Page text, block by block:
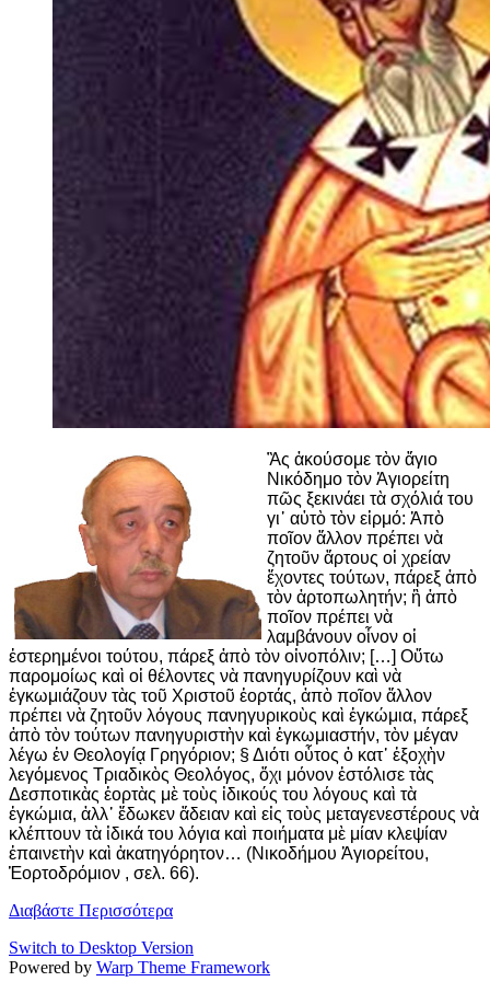
Ἂς ἀκούσομε τὸν ἅγιο
Νικόδημο τὸν Ἁγιορείτη
πῶς ξεκινάει τὰ σχόλιά του
γι᾽ αὐτὸ τὸν εἱρμό: Ἀπὸ
ποῖον ἄλλον πρέπει νὰ
ζητοῦν ἄρτους οἱ χρείαν
ἔχοντες τούτων, πάρεξ ἀπὸ
τὸν ἀρτοπωλητήν; ἢ ἀπὸ
ποῖον πρέπει νὰ
λαμβάνουν οἶνον οἱ
ἐστερημένοι τούτου, πάρεξ ἀπὸ τὸν οἰνοπόλιν; […] Οὕτω
παρομοίως καὶ οἱ θέλοντες νὰ πανηγυρίζουν καὶ νὰ
ἐγκωμιάζουν τὰς τοῦ Χριστοῦ ἑορτάς, ἀπὸ ποῖον ἄλλον
πρέπει νὰ ζητοῦν λόγους πανηγυρικοὺς καὶ ἐγκώμια, πάρεξ
ἀπὸ τὸν τούτων πανηγυριστὴν καὶ ἐγκωμιαστήν, τὸν μέγαν
λέγω ἐν Θεολογίᾳ Γρηγόριον; § Διότι οὗτος ὁ κατ᾽ ἐξοχὴν
λεγόμενος Τριαδικὸς Θεολόγος, ὄχι μόνον ἐστόλισε τὰς
Δεσποτικὰς ἑορτὰς μὲ τοὺς ἰδικούς του λόγους καὶ τὰ
ἐγκώμια, ἀλλ᾽ ἔδωκεν ἄδειαν καὶ εἰς τοὺς μεταγενεστέρους νὰ
κλέπτουν τὰ ἰδικά του λόγια καὶ ποιήματα μὲ μίαν κλεψίαν
ἐπαινετὴν καὶ ἀκατηγόρητον… (Νικοδήμου Ἁγιορείτου,
Ἑορτοδρόμιον , σελ. 66).
Διαβάστε Περισσότερα
Switch to Desktop Version
Powered by Warp Theme Framework